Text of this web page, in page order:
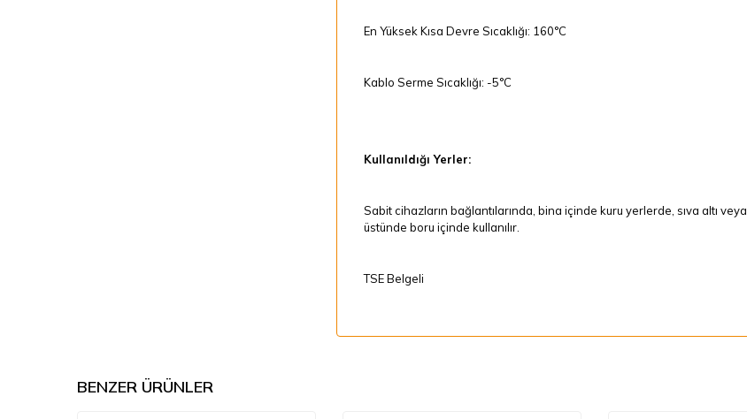
En Yüksek Kısa Devre Sıcaklığı: 160°C
Kablo Serme Sıcaklığı: -5°C
Kullanıldığı Yerler:
Sabit cihazların bağlantılarında, bina içinde kuru yerlerde, sıva altı veya
üstünde boru içinde kullanılır.
TSE Belgeli
BENZER ÜRÜNLER